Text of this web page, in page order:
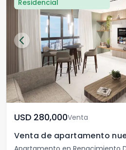
Residencial
USD	280,000Venta